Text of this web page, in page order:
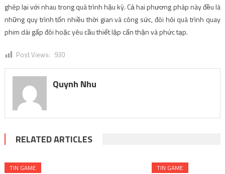
ghép lại với nhau trong quá trình hậu kỳ. Cả hai phương pháp này đều là
những quy trình tốn nhiều thời gian và công sức, đòi hỏi quá trình quay
phim dài gấp đôi hoặc yêu cầu thiết lập cẩn thận và phức tạp.
Post Views: 930
Quynh Nhu
RELATED ARTICLES
TIN GAME TIN GAME